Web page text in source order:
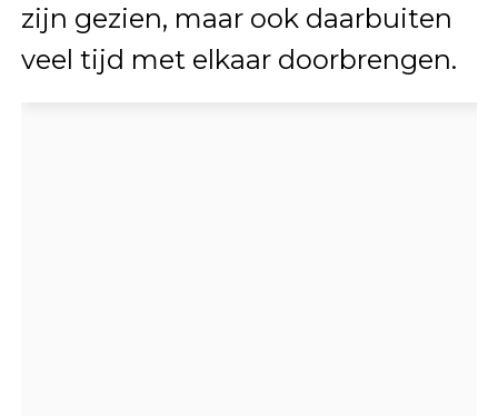
zijn gezien, maar ook daarbuiten
veel tijd met elkaar doorbrengen.